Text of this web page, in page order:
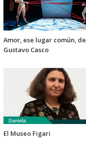
Amor, ese lugar común, de
Gustavo Casco
El Museo Figari